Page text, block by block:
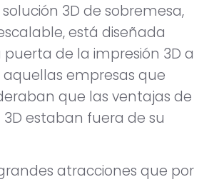
solución 3D de sobremesa,
está diseñada
de la impresión 3D a
empresas que
que las ventajas de
estaban fuera de su
atracciones que por